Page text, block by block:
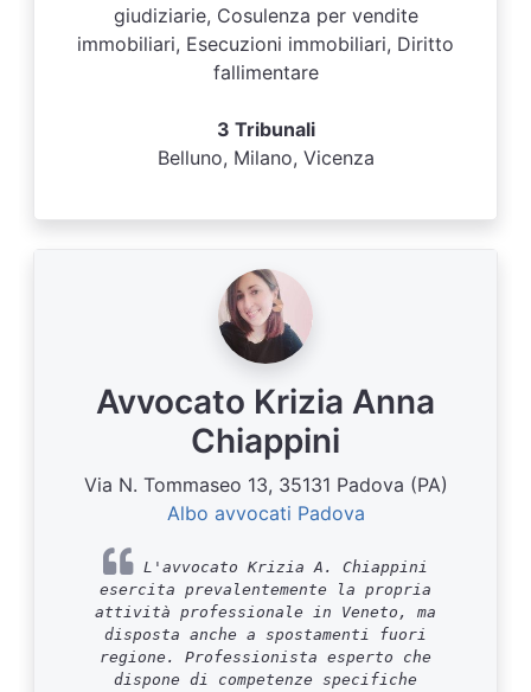
giudiziarie, Cosulenza per vendite
immobiliari, Esecuzioni immobiliari, Diritto
fallimentare
3 Tribunali
Belluno, Milano, Vicenza
Avvocato Krizia Anna
Chiappini
Via N. Tommaseo 13, 35131 Padova (PA)
Albo avvocati Padova
L'avvocato Krizia A. Chiappini
esercita prevalentemente la propria
attività professionale in Veneto, ma
disposta anche a spostamenti fuori
regione. Professionista esperto che
dispone di competenze specifiche